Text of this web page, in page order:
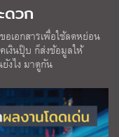
ดวก
อเอกสารเพื่อใช้ลดหย่อน
เงินปุ๊บ ก็ส่งข้อมูลให้
งไง มาดูกัน